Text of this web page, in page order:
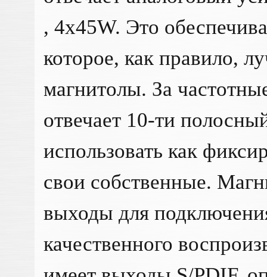
, 4x45W. Это
которое, как правило,
магнитолы. За
отвечает 10-ти
использовать как
свои собственные.
выходы для
качественного